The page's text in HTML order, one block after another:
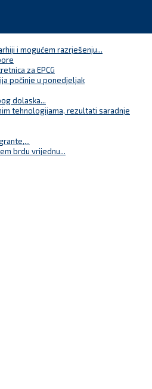
i mogućem razrješenju...
za EPCG
počinje u ponedjeljak
dolaska...
tehnologijama, rezultati saradnje
brdu vrijednu...